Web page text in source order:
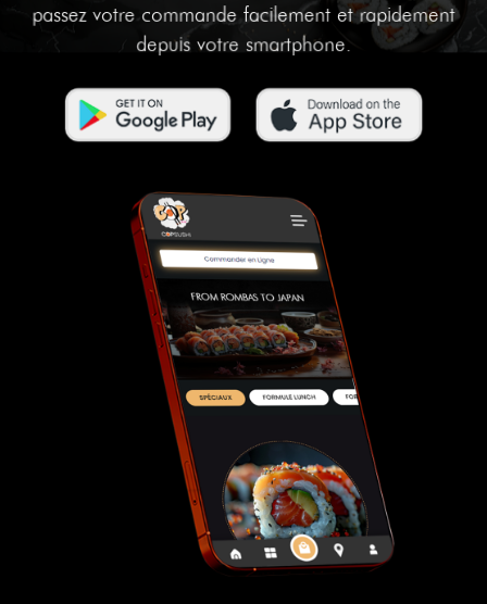
passez votre commande facilement et rapidement
depuis votre smartphone.